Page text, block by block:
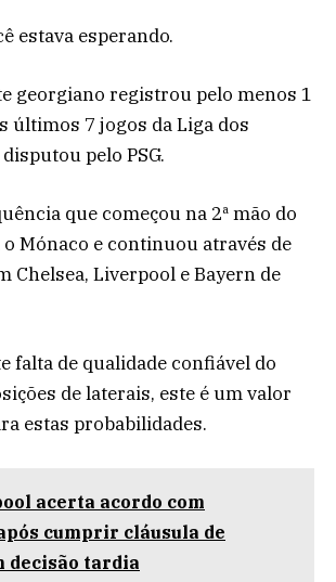
estava esperando.
georgiano registrou pelo menos 1
últimos 7 jogos da Liga dos
pelo PSG.
que começou na 2ª mão do
Mónaco e continuou através de
Chelsea, Liverpool e Bayern de
falta de qualidade confiável do
de laterais, este é um valor
estas probabilidades.
acerta acordo com
cumprir cláusula de
decisão tardia